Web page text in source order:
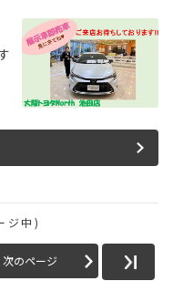
ジ中)
次のページ